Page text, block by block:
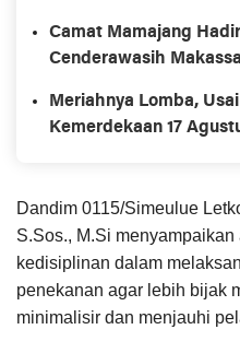
Camat Mamajang
Cenderawasih
Meriahnya Lomba,
Kemerdekaan 17
Dandim 0115/Simeulue
S.Sos., M.Si
kedisiplinan dalam
penekanan agar lebih bijak
minimalisir dan menjauhi